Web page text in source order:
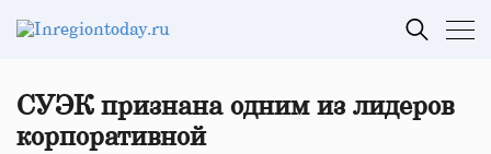
СУЭК признана одним из лидеров
корпоративной